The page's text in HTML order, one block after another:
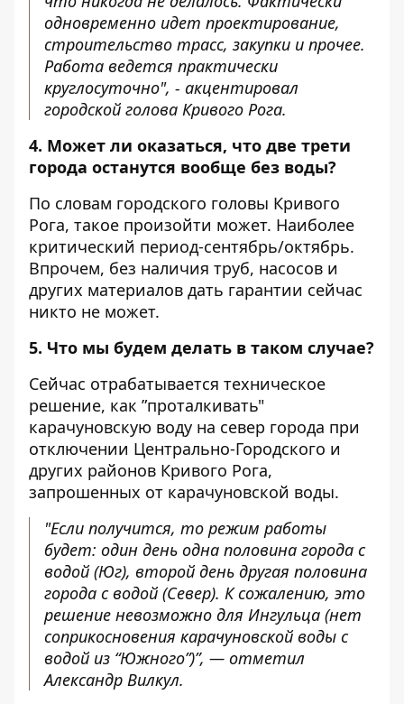
одновременно идет проектирование,
строительство трасс, закупки и прочее.
Работа ведется практически
круглосуточно", - акцентировал
городской голова Кривого Рога.
4. Может ли оказаться, что две трети
города останутся вообще без воды?
По словам городского головы Кривого
Рога, такое произойти может. Наиболее
критический период-сентябрь/октябрь.
Впрочем, без наличия труб, насосов и
других материалов дать гарантии сейчас
никто не может.
5. Что мы будем делать в таком случае?
Сейчас отрабатывается техническое
решение, как ”проталкивать"
карачуновскую воду на север города при
отключении Центрально-Городского и
других районов Кривого Рога,
запрошенных от карачуновской воды.
"Если получится, то режим работы
будет: один день одна половина города с
водой (Юг), второй день другая половина
города с водой (Север). К сожалению, это
решение невозможно для Ингульца (нет
соприкосновения карачуновской воды с
водой из “Южного”)”, — отметил
Александр Вилкул.